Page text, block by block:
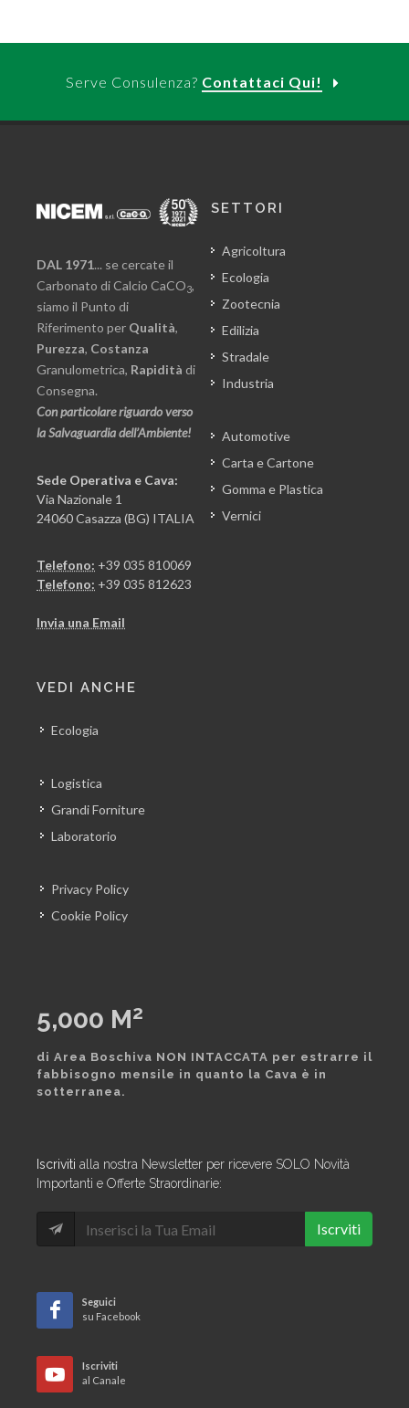
Serve Consulenza? Contattaci Qui!
DAL 1971... se cercate il
Carbonato di Calcio CaCO3,
siamo il Punto di
Riferimento per Qualità,
Purezza, Costanza
Granulometrica, Rapidità di
Consegna.
Con particolare riguardo verso
la Salvaguardia dell’Ambiente!
Sede Operativa e Cava:
Via Nazionale 1
24060 Casazza (BG) ITALIA
Telefono: +39 035 810069
Telefono: +39 035 812623
Invia una Email
SETTORI
Agricoltura
Ecologia
Zootecnia
Edilizia
Stradale
Industria
Automotive
Carta e Cartone
Gomma e Plastica
Vernici
VEDI ANCHE
Ecologia
Logistica
Grandi Forniture
Laboratorio
Privacy Policy
Cookie Policy
5,000 M2
di Area Boschiva NON INTACCATA per estrarre il
fabbisogno mensile in quanto la Cava è in
sotterranea.
Iscriviti alla nostra Newsletter per ricevere SOLO Novità
Importanti e Offerte Straordinarie:
Iscrviti
Seguici
su Facebook
Iscriviti
al Canale